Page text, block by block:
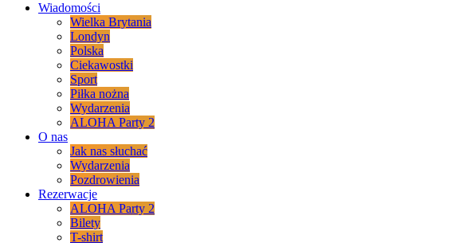
Wiadomości
Wielka Brytania
Londyn
Polska
Ciekawostki
Sport
Piłka nożna
Wydarzenia
ALOHA Party 2
O nas
Jak nas słuchać
Wydarzenia
Pozdrowienia
Rezerwacje
ALOHA Party 2
Bilety
T-shirt